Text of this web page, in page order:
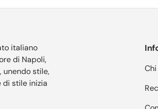
italiano
di Napoli,
unendo stile,
di stile inizia